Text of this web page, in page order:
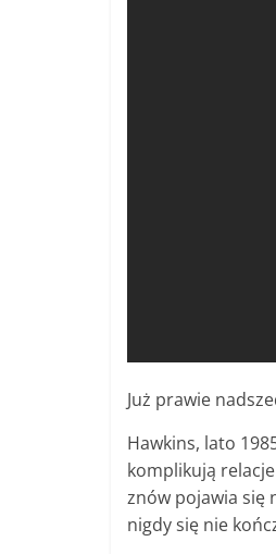
Już prawie
Hawkins, lato
komplikują
znów pojawia się
nigdy się nie